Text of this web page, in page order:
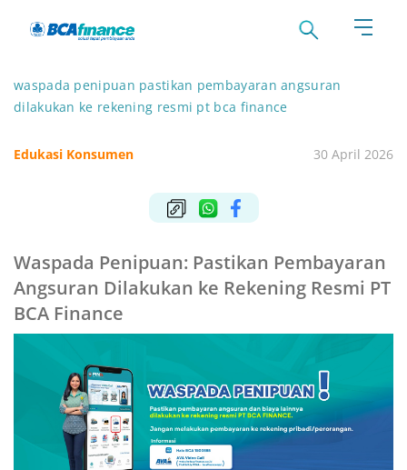
waspada penipuan pastikan pembayaran angsuran
dilakukan ke rekening resmi pt bca finance
Edukasi Konsumen 30 April 2026
Waspada Penipuan: Pastikan Pembayaran
Angsuran Dilakukan ke Rekening Resmi PT
BCA Finance